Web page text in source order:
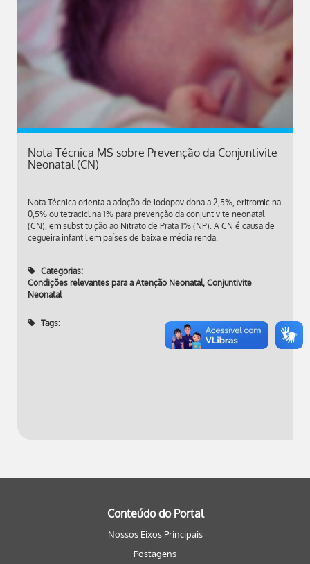
Nota Técnica MS sobre Prevenção da Conjuntivite
Neonatal (CN)
Nota Técnica orienta a adoção de iodopovidona a 2,5%, eritromicina
0,5% ou tetraciclina 1% para prevenção da conjuntivite neonatal
(CN), em substituição ao Nitrato de Prata 1% (NP). A CN é causa de
cegueira infantil em países de baixa e média renda.
Categorias:
Condições relevantes para a Atenção Neonatal, Conjuntivite
Neonatal
Tags:
Conteúdo do Portal
Nossos Eixos Principais
Postagens